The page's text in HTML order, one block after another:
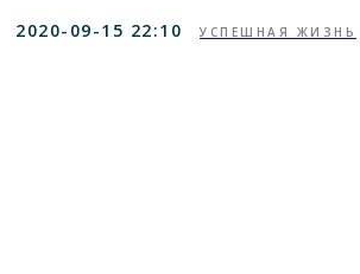
2020-09-15 22:10 УСПЕШНАЯ ЖИЗНЬ